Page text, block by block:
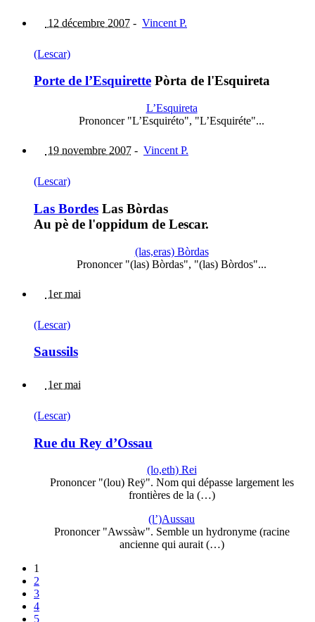
12 décembre 2007 - Vincent P.
(Lescar)
Porte de l’Esquirette Pòrta de l'Esquireta
L’Esquireta
Prononcer "L’Esquiréto", "L’Esquiréte"...
19 novembre 2007 - Vincent P.
(Lescar)
Las Bordes Las Bòrdas
Au pè de l'oppidum de Lescar.
(las,eras) Bòrdas
Prononcer "(las) Bòrdas", "(las) Bòrdos"...
1er mai
(Lescar)
Saussils
1er mai
(Lescar)
Rue du Rey d’Ossau
(lo,eth) Rei
Prononcer "(lou) Reÿ". Nom qui dépasse largement les
frontières de la (…)
(l’)Aussau
Prononcer "Awssàw". Semble un hydronyme (racine
ancienne qui aurait (…)
1
2
3
4
5